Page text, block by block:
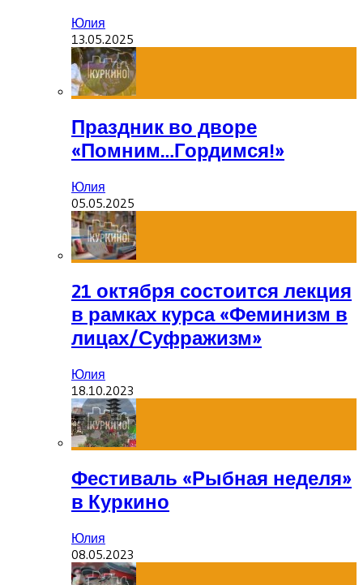
Юлия
13.05.2025
Праздник во дворе
«Помним…Гордимся!»
Юлия
05.05.2025
21 октября состоится лекция
в рамках курса «Феминизм в
лицах/Суфражизм»
Юлия
18.10.2023
Фестиваль «Рыбная неделя»
в Куркино
Юлия
08.05.2023